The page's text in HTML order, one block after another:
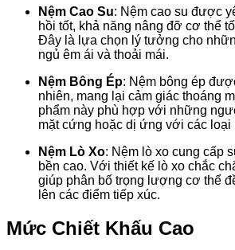
Nệm Cao Su: Nệm cao su được
hồi tốt, khả năng nâng đỡ cơ thể
Đây là lựa chọn lý tưởng cho
ngủ êm ái và thoải mái.
Nệm Bông Ép: Nệm bông ép
nhiên, mang lại cảm giác thoáng
phẩm này phù hợp với những
mặt cứng hoặc dị ứng với các loại
Nệm Lò Xo: Nệm lò xo cung cấp
bền cao. Với thiết kế lò xo chắc
giúp phân bố trọng lượng cơ thể
lên các điểm tiếp xúc.
Mức Chiết Khấu Cao